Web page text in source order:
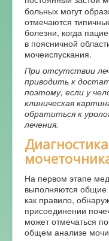
больных могут
отмечаются
болезни, когда
в поясничной
мочеиспускания.
При отсутствии
приводить к
поэтому, если у
клиническая
обратиться к
лечения.
На первом этапе
выполняются общие
как правило,
присоединении
может отмечаться
общем анализе